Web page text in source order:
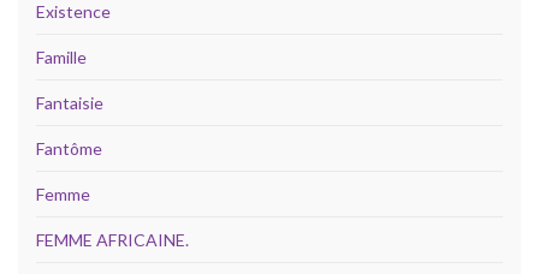
Existence
Famille
Fantaisie
Fantôme
Femme
FEMME AFRICAINE.